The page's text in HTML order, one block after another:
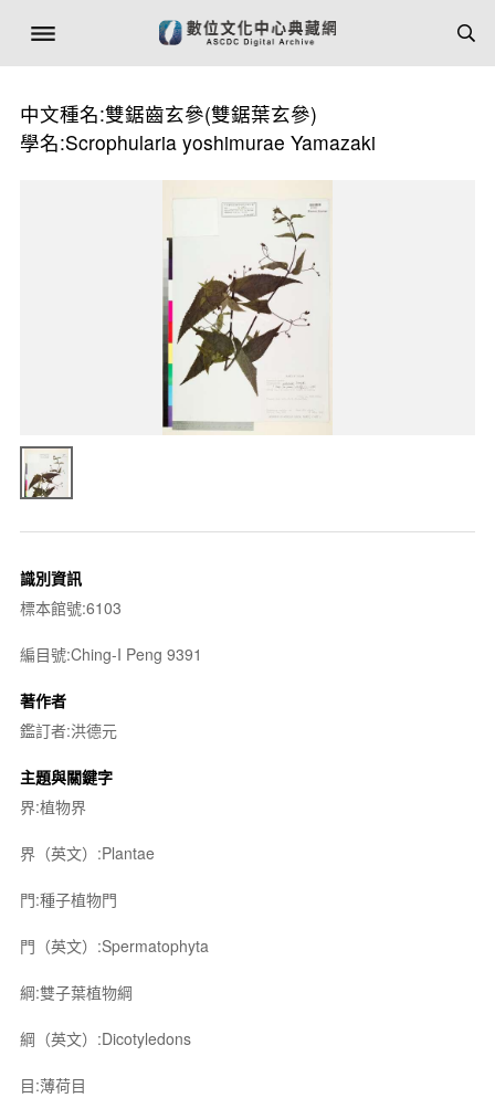
中文種名:雙鋸齒玄參(雙鋸葉玄參)
學名:Scrophularia yoshimurae Yamazaki
識別資訊
標本館號:6103
編目號:Ching-I Peng 9391
著作者
鑑訂者:洪德元
主題與關鍵字
界:植物界
界（英文）:Plantae
門:種子植物門
門（英文）:Spermatophyta
綱:雙子葉植物綱
綱（英文）:Dicotyledons
目:薄荷目